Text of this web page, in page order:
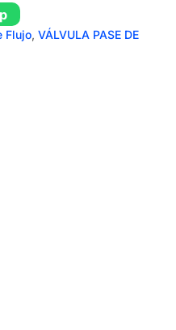
Flujo,VÁLVULA PASE DE